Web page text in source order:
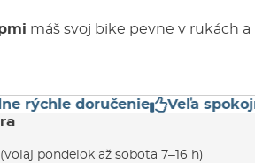
máš svoj bike pevne v rukách a
doručenie Veľa
(volaj pondelok až sobota 7–16 h)